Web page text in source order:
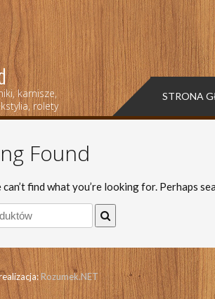
karnisze,
rolety
STRONA
Found
can’t find what you’re looking for. Perhaps
Rozumek.NET